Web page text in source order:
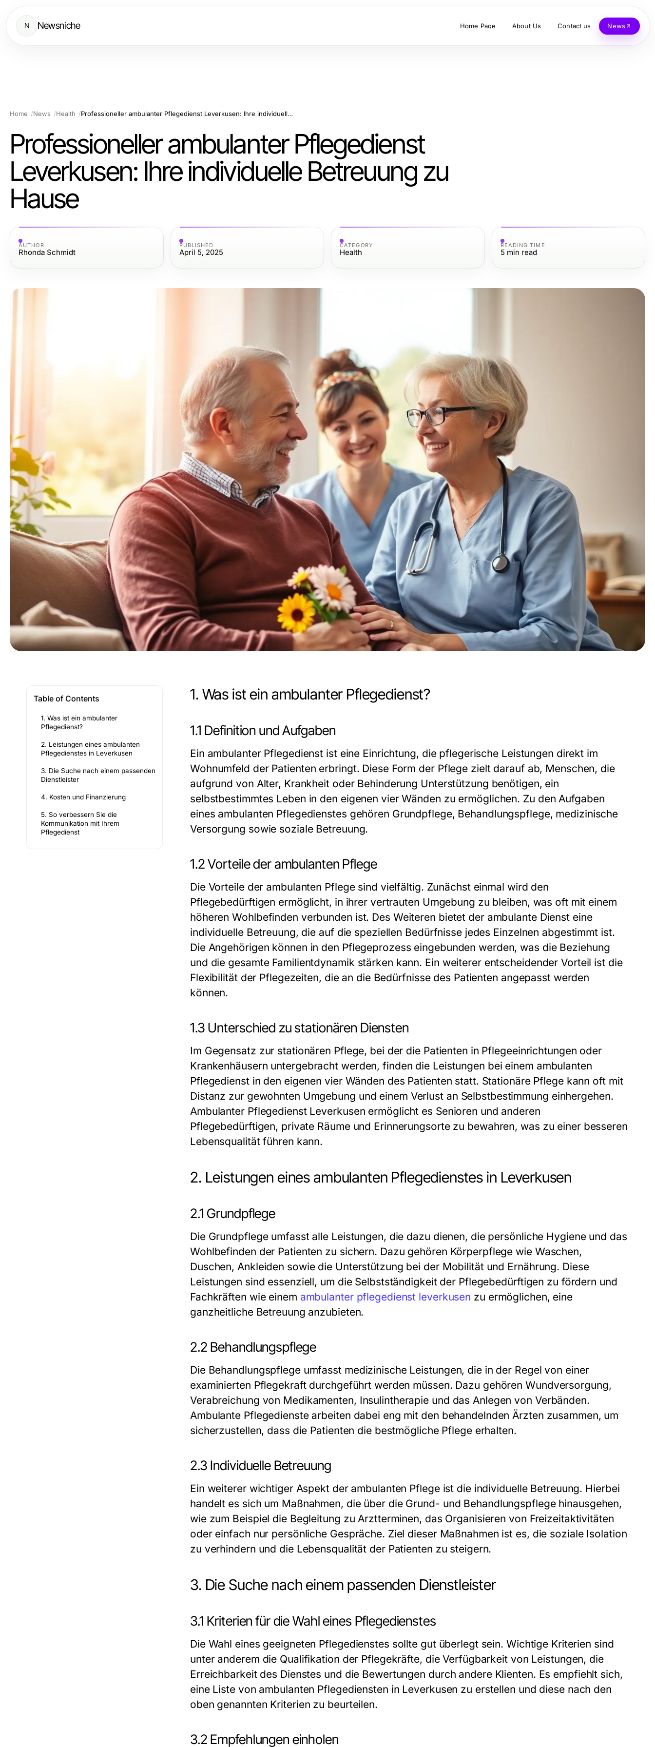
N Newsniche Home Page About Us Contact us News
Home News Health Professioneller ambulanter Pflegedienst Leverkusen: Ihre individuelle Betreuung zu Hause
Professioneller ambulanter Pflegedienst
Leverkusen: Ihre individuelle Betreuung zu
Hause
AUTHOR
Rhonda Schmidt
PUBLISHED
April 5, 2025
CATEGORY
Health
READING TIME
5 min read
Table of Contents
1. Was ist ein ambulanter
Pflegedienst?
2. Leistungen eines ambulanten
Pflegedienstes in Leverkusen
3. Die Suche nach einem passenden
Dienstleister
4. Kosten und Finanzierung
5. So verbessern Sie die
Kommunikation mit Ihrem
Pflegedienst
1. Was ist ein ambulanter Pflegedienst?
1.1 Definition und Aufgaben
Ein ambulanter Pflegedienst ist eine Einrichtung, die pflegerische Leistungen direkt im
Wohnumfeld der Patienten erbringt. Diese Form der Pflege zielt darauf ab, Menschen, die
aufgrund von Alter, Krankheit oder Behinderung Unterstützung benötigen, ein
selbstbestimmtes Leben in den eigenen vier Wänden zu ermöglichen. Zu den Aufgaben
eines ambulanten Pflegedienstes gehören Grundpflege, Behandlungspflege, medizinische
Versorgung sowie soziale Betreuung.
1.2 Vorteile der ambulanten Pflege
Die Vorteile der ambulanten Pflege sind vielfältig. Zunächst einmal wird den
Pflegebedürftigen ermöglicht, in ihrer vertrauten Umgebung zu bleiben, was oft mit einem
höheren Wohlbefinden verbunden ist. Des Weiteren bietet der ambulante Dienst eine
individuelle Betreuung, die auf die speziellen Bedürfnisse jedes Einzelnen abgestimmt ist.
Die Angehörigen können in den Pflegeprozess eingebunden werden, was die Beziehung
und die gesamte Familientdynamik stärken kann. Ein weiterer entscheidender Vorteil ist die
Flexibilität der Pflegezeiten, die an die Bedürfnisse des Patienten angepasst werden
können.
1.3 Unterschied zu stationären Diensten
Im Gegensatz zur stationären Pflege, bei der die Patienten in Pflegeeinrichtungen oder
Krankenhäusern untergebracht werden, finden die Leistungen bei einem ambulanten
Pflegedienst in den eigenen vier Wänden des Patienten statt. Stationäre Pflege kann oft mit
Distanz zur gewohnten Umgebung und einem Verlust an Selbstbestimmung einhergehen.
Ambulanter Pflegedienst Leverkusen ermöglicht es Senioren und anderen
Pflegebedürftigen, private Räume und Erinnerungsorte zu bewahren, was zu einer besseren
Lebensqualität führen kann.
2. Leistungen eines ambulanten Pflegedienstes in Leverkusen
2.1 Grundpflege
Die Grundpflege umfasst alle Leistungen, die dazu dienen, die persönliche Hygiene und das
Wohlbefinden der Patienten zu sichern. Dazu gehören Körperpflege wie Waschen,
Duschen, Ankleiden sowie die Unterstützung bei der Mobilität und Ernährung. Diese
Leistungen sind essenziell, um die Selbstständigkeit der Pflegebedürftigen zu fördern und
Fachkräften wie einem ambulanter pflegedienst leverkusen zu ermöglichen, eine
ganzheitliche Betreuung anzubieten.
2.2 Behandlungspflege
Die Behandlungspflege umfasst medizinische Leistungen, die in der Regel von einer
examinierten Pflegekraft durchgeführt werden müssen. Dazu gehören Wundversorgung,
Verabreichung von Medikamenten, Insulintherapie und das Anlegen von Verbänden.
Ambulante Pflegedienste arbeiten dabei eng mit den behandelnden Ärzten zusammen, um
sicherzustellen, dass die Patienten die bestmögliche Pflege erhalten.
2.3 Individuelle Betreuung
Ein weiterer wichtiger Aspekt der ambulanten Pflege ist die individuelle Betreuung. Hierbei
handelt es sich um Maßnahmen, die über die Grund- und Behandlungspflege hinausgehen,
wie zum Beispiel die Begleitung zu Arztterminen, das Organisieren von Freizeitaktivitäten
oder einfach nur persönliche Gespräche. Ziel dieser Maßnahmen ist es, die soziale Isolation
zu verhindern und die Lebensqualität der Patienten zu steigern.
3. Die Suche nach einem passenden Dienstleister
3.1 Kriterien für die Wahl eines Pflegedienstes
Die Wahl eines geeigneten Pflegedienstes sollte gut überlegt sein. Wichtige Kriterien sind
unter anderem die Qualifikation der Pflegekräfte, die Verfügbarkeit von Leistungen, die
Erreichbarkeit des Dienstes und die Bewertungen durch andere Klienten. Es empfiehlt sich,
eine Liste von ambulanten Pflegediensten in Leverkusen zu erstellen und diese nach den
oben genannten Kriterien zu beurteilen.
3.2 Empfehlungen einholen